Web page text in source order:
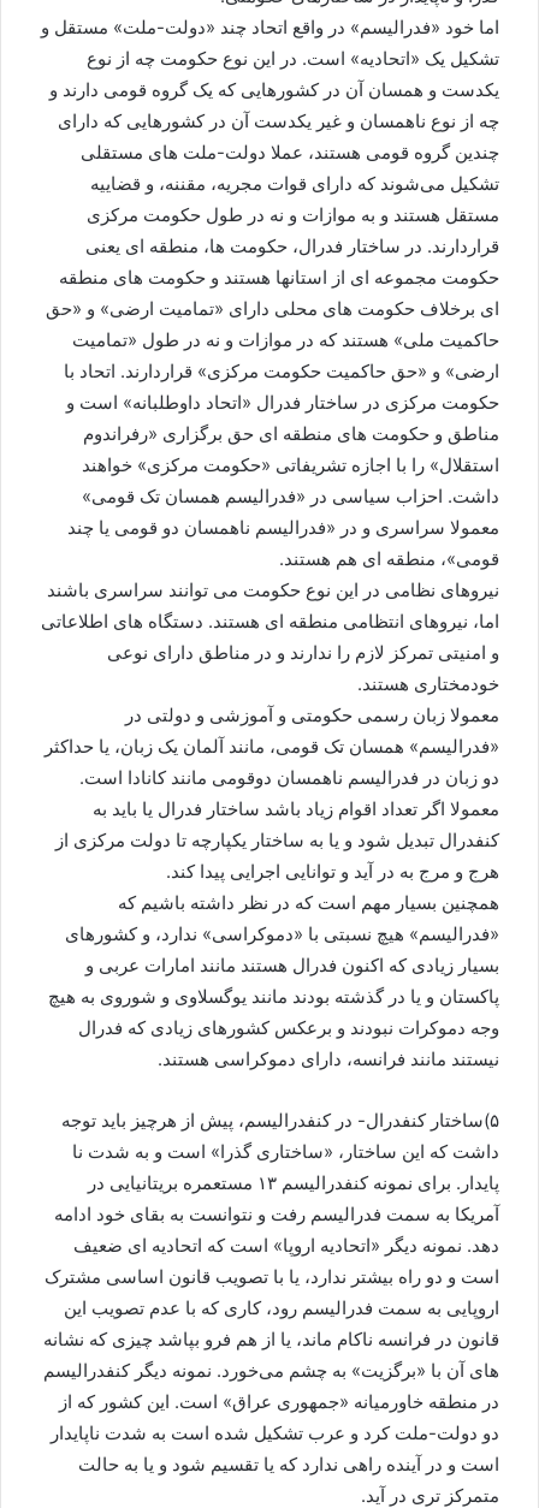
اما خود «فدرالیسم» در واقع اتحاد چند «دولت-ملت» مستقل و
تشکیل یک «اتحادیه» است. در این نوع حکومت چه از نوع
یکدست و همسان آن در کشورهایی که یک گروه قومی دارند و
چه از نوع ناهمسان و غیر یکدست آن در کشورهایی که دارای
چندین گروه قومی هستند، عملا دولت-ملت های مستقلی
تشکیل می‌شوند که دارای قوات مجریه، مقننه، و قضاییه
مستقل هستند و به موازات و نه در طول حکومت مرکزی
قراردارند. در ساختار فدرال، حکومت ها، منطقه ای یعنی
حکومت مجموعه ای از استانها هستند و حکومت های منطقه
ای برخلاف حکومت های محلی دارای «تمامیت ارضی» و «حق
حاکمیت ملی» هستند که در موازات و نه در طول «تمامیت
ارضی» و «حق حاکمیت حکومت مرکزی» قراردارند. اتحاد با
حکومت مرکزی در ساختار فدرال «اتحاد داوطلبانه» است و
مناطق و حکومت های منطقه ای حق برگزاری «رفراندوم
استقلال» را با اجازه تشریفاتی «حکومت مرکزی» خواهند
داشت. احزاب سیاسی در «فدرالیسم همسان تک قومی»
معمولا سراسری و در «فدرالیسم ناهمسان دو قومی یا چند
قومی»، منطقه ای هم هستند.
نیروهای نظامی در این نوع حکومت می توانند سراسری باشند
اما، نیروهای انتظامی منطقه ای هستند. دستگاه های اطلاعاتی
و امنیتی تمرکز لازم را ندارند و در مناطق دارای نوعی
خودمختاری هستند.
معمولا زبان رسمی حکومتی و آموزشی و دولتی در
«فدرالیسم» همسان تک قومی، مانند آلمان یک زبان، یا حداکثر
دو زبان در فدرالیسم ناهمسان دوقومی مانند کانادا است.
معمولا اگر تعداد اقوام زیاد باشد ساختار فدرال یا باید به
کنفدرال تبدیل شود و یا به ساختار یکپارچه تا دولت مرکزی از
هرج و مرج به در آید و توانایی اجرایی پیدا کند.
همچنین بسیار مهم است که در نظر داشته باشیم که
«فدرالیسم» هیچ نسبتی با «دموکراسی» ندارد، و کشورهای
بسیار زیادی که اکنون فدرال هستند مانند امارات عربی و
پاکستان و یا در گذشته بودند مانند یوگسلاوی و شوروی به هیچ
وجه دموکرات نبودند و برعکس کشورهای زیادی که فدرال
نیستند مانند فرانسه، دارای دموکراسی هستند.
۵)ساختار کنفدرال- در کنفدرالیسم، پیش از هرچیز باید توجه
داشت که این ساختار، «ساختاری گذرا» است و به شدت نا
پایدار. برای نمونه کنفدرالیسم ۱۳ مستعمره بریتانیایی در
آمریکا به سمت فدرالیسم رفت و نتوانست به بقای خود ادامه
دهد. نمونه دیگر «اتحادیه اروپا» است که اتحادیه ای ضعیف
است و دو راه بیشتر ندارد، یا با تصویب قانون اساسی مشترک
اروپایی به سمت فدرالیسم رود، کاری که با عدم تصویب این
قانون در فرانسه ناکام ماند، یا از هم فرو بپاشد چیزی که نشانه
های آن با «برگزیت» به چشم می‌خورد. نمونه دیگر کنفدرالیسم
در منطقه خاورمیانه «جمهوری عراق» است. این کشور که از
دو دولت-ملت کرد و عرب تشکیل شده است به شدت ناپایدار
است و در آینده راهی ندارد که یا تقسیم شود و یا به حالت
متمرکز تری در آید.